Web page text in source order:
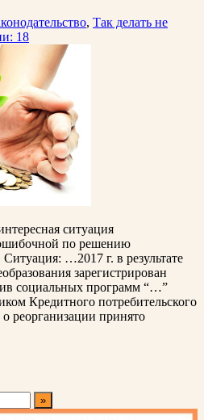
, Так делать не
18
ситуация
по решению
…2017 г. в результате
зарегистрирован
социальных программ “…”
Кредитного потребительского
реорганизации принято